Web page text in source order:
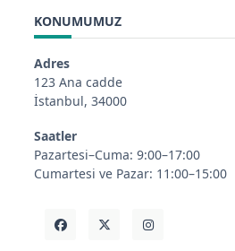
KONUMUMUZ
Adres
123 Ana cadde
İstanbul, 34000
Saatler
Pazartesi–Cuma: 9:00–17:00
Cumartesi ve Pazar: 11:00–15:00